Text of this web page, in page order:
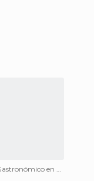
Interesse Gastronómico en Montevideo